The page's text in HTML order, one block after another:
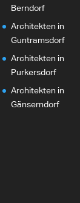
Berndorf
Architekten in
Guntramsdorf
Architekten in
Purkersdorf
Architekten in
Gänserndorf